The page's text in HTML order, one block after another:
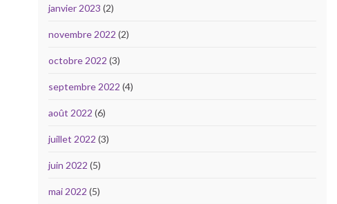
janvier 2023 (2)
novembre 2022 (2)
octobre 2022 (3)
septembre 2022 (4)
août 2022 (6)
juillet 2022 (3)
juin 2022 (5)
mai 2022 (5)